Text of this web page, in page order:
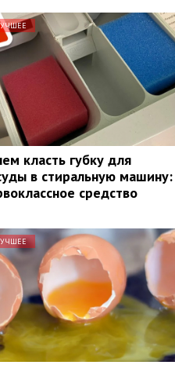
класть губку для
в стиральную машину:
средство